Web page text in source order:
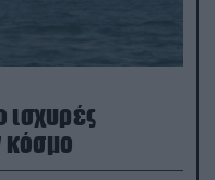
ισχυρές
κόσμο